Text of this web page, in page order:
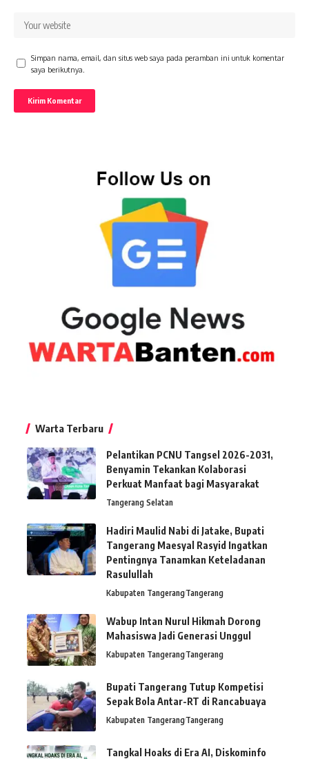
Simpan nama, email, dan situs web saya pada peramban ini untuk komentar
saya berikutnya.
Warta Terbaru
Pelantikan PCNU Tangsel 2026-2031,
Benyamin Tekankan Kolaborasi
Perkuat Manfaat bagi Masyarakat
Tangerang Selatan
Hadiri Maulid Nabi di Jatake, Bupati
Tangerang Maesyal Rasyid Ingatkan
Pentingnya Tanamkan Keteladanan
Rasulullah
Kabupaten TangerangTangerang
Wabup Intan Nurul Hikmah Dorong
Mahasiswa Jadi Generasi Unggul
Kabupaten TangerangTangerang
Bupati Tangerang Tutup Kompetisi
Sepak Bola Antar-RT di Rancabuaya
Kabupaten TangerangTangerang
Tangkal Hoaks di Era AI, Diskominfo